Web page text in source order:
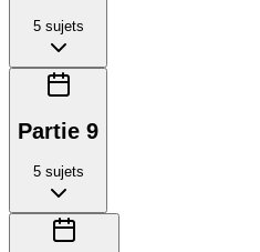
5sujets
Partie 9
5sujets